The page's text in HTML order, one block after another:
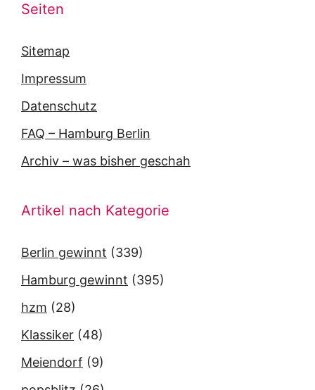
Seiten
Sitemap
Impressum
Datenschutz
FAQ – Hamburg Berlin
Archiv – was bisher geschah
Artikel nach Kategorie
Berlin gewinnt (339)
Hamburg gewinnt (395)
hzm (28)
Klassiker (48)
Meiendorf (9)